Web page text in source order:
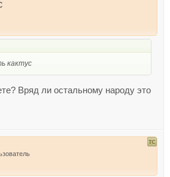
кактус
Вряд ли остальному народу это